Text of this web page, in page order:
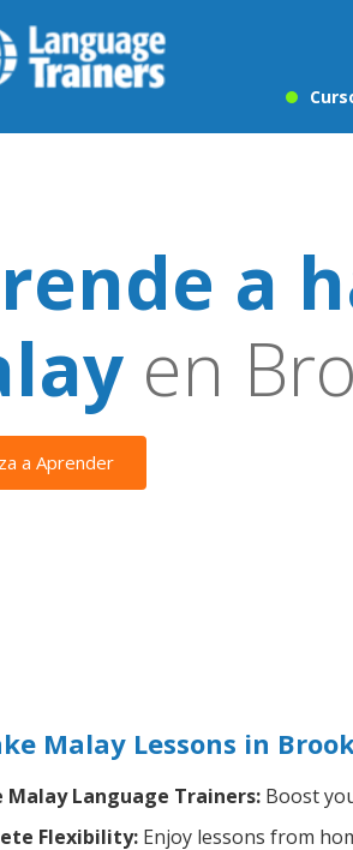
a
en
a Aprender
Malay Lessons in
Malay Language Trainers: Boost
Flexibility: Enjoy lessons from